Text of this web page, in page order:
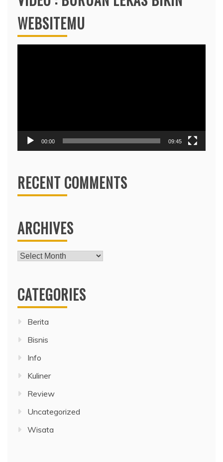
WEBSITEMU
00:00 09:45
RECENT COMMENTS
ARCHIVES
Archives
CATEGORIES
Berita
Bisnis
Info
Kuliner
Review
Uncategorized
Wisata